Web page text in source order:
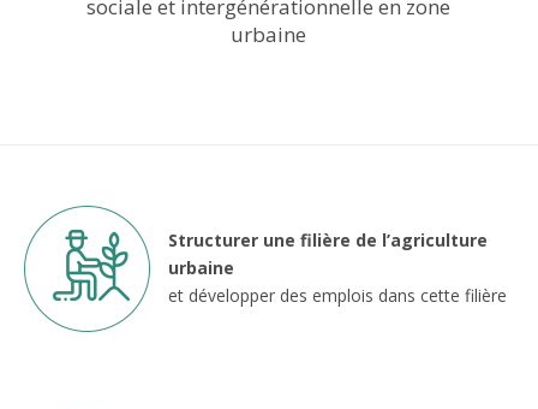
sociale et intergénérationnelle en zone
urbaine
Structurer une filière de l’agriculture
urbaine
et développer des emplois dans cette filière